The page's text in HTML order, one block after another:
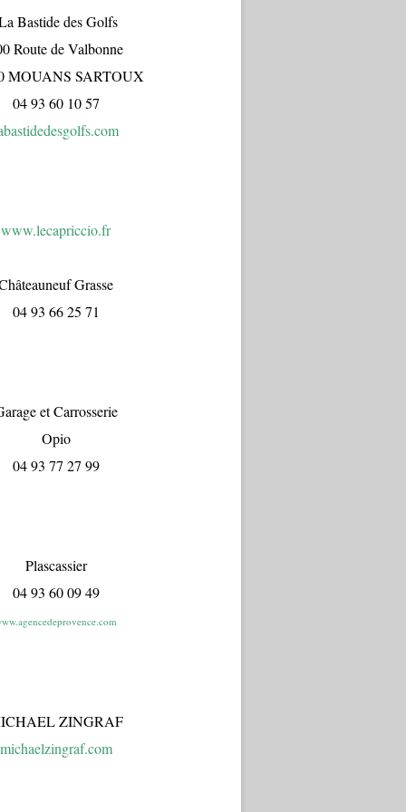
Bastide des Golfs
Route de Valbonne
MOUANS SARTOUX
04 93 60 10 57
www.lecapriccio.fr
Grasse
04 93 66 25 71
et Carrosserie
Opio
04 93 77 27 99
Plascassier
04 93 60 09 49
ZINGRAF
michaelzingraf.com